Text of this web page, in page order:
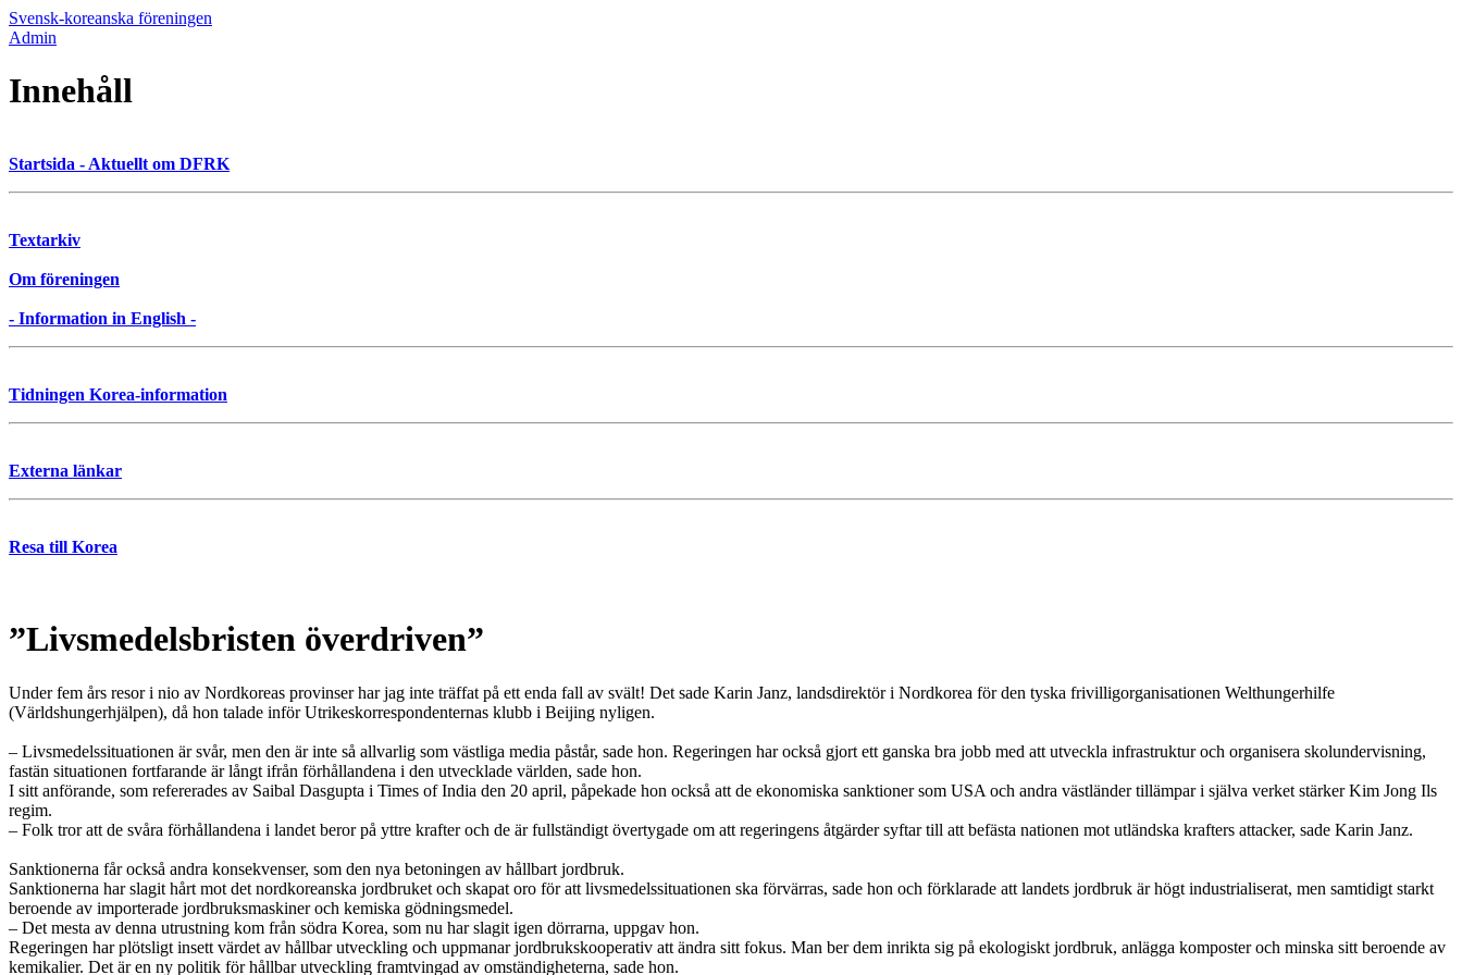
Svensk-koreanska föreningen
Admin
Innehåll
Startsida - Aktuellt om DFRK
Textarkiv
Om föreningen
- Information in English -
Tidningen Korea-information
Externa länkar
Resa till Korea
”Livsmedelsbristen överdriven”
Under fem års resor i nio av Nordkoreas provinser har jag inte träffat på ett enda fall av svält! Det sade Karin Janz, landsdirektör i Nordkorea för den tyska frivilligorganisationen Welthungerhilfe
(Världshungerhjälpen), då hon talade inför Utrikeskorrespondenternas klubb i Beijing nyligen.
– Livsmedelssituationen är svår, men den är inte så allvarlig som västliga media påstår, sade hon. Regeringen har också gjort ett ganska bra jobb med att utveckla infrastruktur och organisera skolundervisning,
fastän situationen fortfarande är långt ifrån förhållandena i den utvecklade världen, sade hon.
I sitt anförande, som refererades av Saibal Dasgupta i Times of India den 20 april, påpekade hon också att de ekonomiska sanktioner som USA och andra västländer tillämpar i själva verket stärker Kim Jong Ils
regim.
– Folk tror att de svåra förhållandena i landet beror på yttre krafter och de är fullständigt övertygade om att regeringens åtgärder syftar till att befästa nationen mot utländska krafters attacker, sade Karin Janz.
Sanktionerna får också andra konsekvenser, som den nya betoningen av hållbart jordbruk.
Sanktionerna har slagit hårt mot det nordkoreanska jordbruket och skapat oro för att livsmedelssituationen ska förvärras, sade hon och förklarade att landets jordbruk är högt industrialiserat, men samtidigt starkt
beroende av importerade jordbruksmaskiner och kemiska gödningsmedel.
– Det mesta av denna utrustning kom från södra Korea, som nu har slagit igen dörrarna, uppgav hon.
Regeringen har plötsligt insett värdet av hållbar utveckling och uppmanar jordbrukskooperativ att ändra sitt fokus. Man ber dem inrikta sig på ekologiskt jordbruk, anlägga komposter och minska sitt beroende av
kemikalier. Det är en ny politik för hållbar utveckling framtvingad av omständigheterna, sade hon.